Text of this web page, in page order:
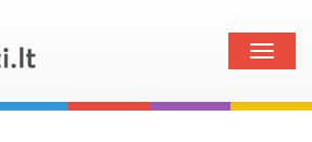
Toggle